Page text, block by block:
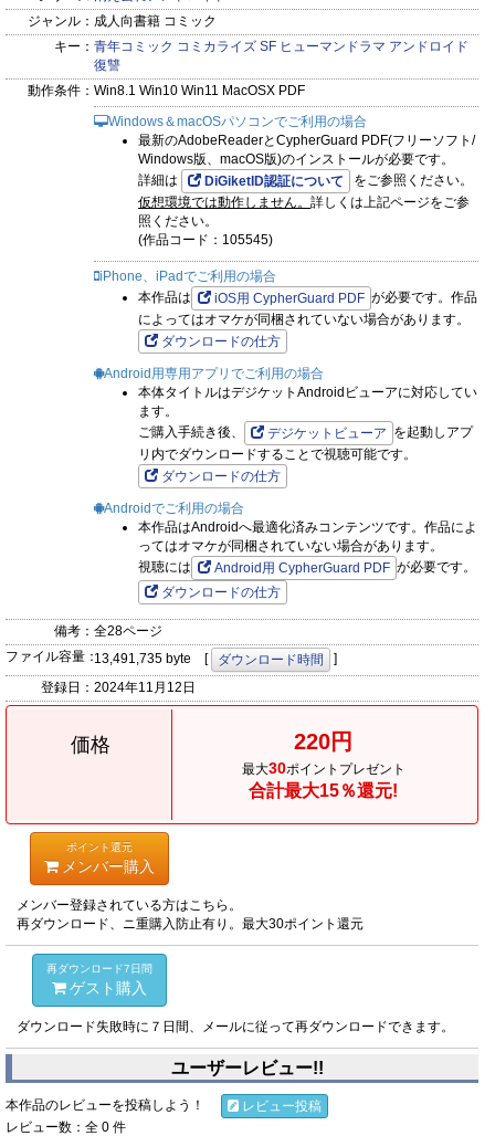
ジャンル： 成人向書籍 コミック
キー： 青年コミック コミカライズ SF ヒューマンドラマ アンドロイド
復讐
動作条件： Win8.1 Win10 Win11 MacOSX PDF
Windows＆macOSパソコンでご利用の場合
最新のAdobeReaderとCypherGuard PDF(フリーソフト/
Windows版、macOS版)のインストールが必要です。
詳細は
DiGiketID認証について
をご参照ください。
仮想環境では動作しません。 詳しくは上記ページをご参
照ください。
(作品コード：105545)
iPhone、iPadでご利用の場合
本作品は
iOS用 CypherGuard PDF が必要です。作品
によってはオマケが同梱されていない場合があります。
ダウンロードの仕方
Android用専用アプリでご利用の場合
本体タイトルはデジケットAndroidビューアに対応してい
ます。
ご購入手続き後、
デジケットビューア を起動しアプ
リ内でダウンロードすることで視聴可能です。
ダウンロードの仕方
Androidでご利用の場合
本作品はAndroidへ最適化済みコンテンツです。作品によ
ってはオマケが同梱されていない場合があります。
視聴には
Android用 CypherGuard PDF が必要です。
ダウンロードの仕方
備考： 全28ページ
ファイル容量：13,491,735 byte [ ダウンロード時間
]
登録日： 2024年11月12日
価格 220円
最大30ポイントプレゼント
合計最大15％還元!
ポイント還元
メンバー購入
メンバー登録されている方はこちら。
再ダウンロード、ニ重購入防止有り。最大30ポイント還元
再ダウンロード7日間
ゲスト購入
ダウンロード失敗時に７日間、メールに従って再ダウンロードできます。
ユーザーレビュー!!
本作品のレビューを投稿しよう！
レビュー投稿
レビュー数：全 0 件